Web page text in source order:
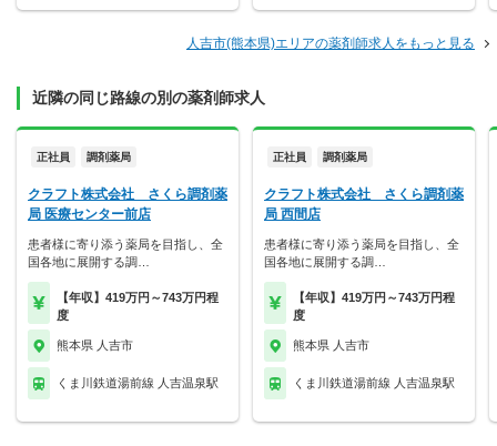
人吉市(熊本県)エリアの薬剤師求人をもっと見る
近隣の同じ路線の別の薬剤師求人
正社員 調剤薬局
クラフト株式会社 さくら調剤薬
局 医療センター前店
患者様に寄り添う薬局を目指し、全
国各地に展開する調…
【年収】419万円～743万円程
度
熊本県 人吉市
くま川鉄道湯前線 人吉温泉駅
正社員 調剤薬局
クラフト株式会社 さくら調剤薬
局 西間店
患者様に寄り添う薬局を目指し、全
国各地に展開する調…
【年収】419万円～743万円程
度
熊本県 人吉市
くま川鉄道湯前線 人吉温泉駅